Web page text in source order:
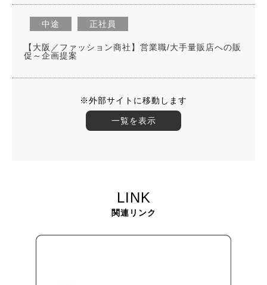
中途 正社員
【大阪／ファッション商社】営業職/大手量販店への販
促～企画提案
※外部サイトに移動します
一覧を表示
LINK
関連リンク